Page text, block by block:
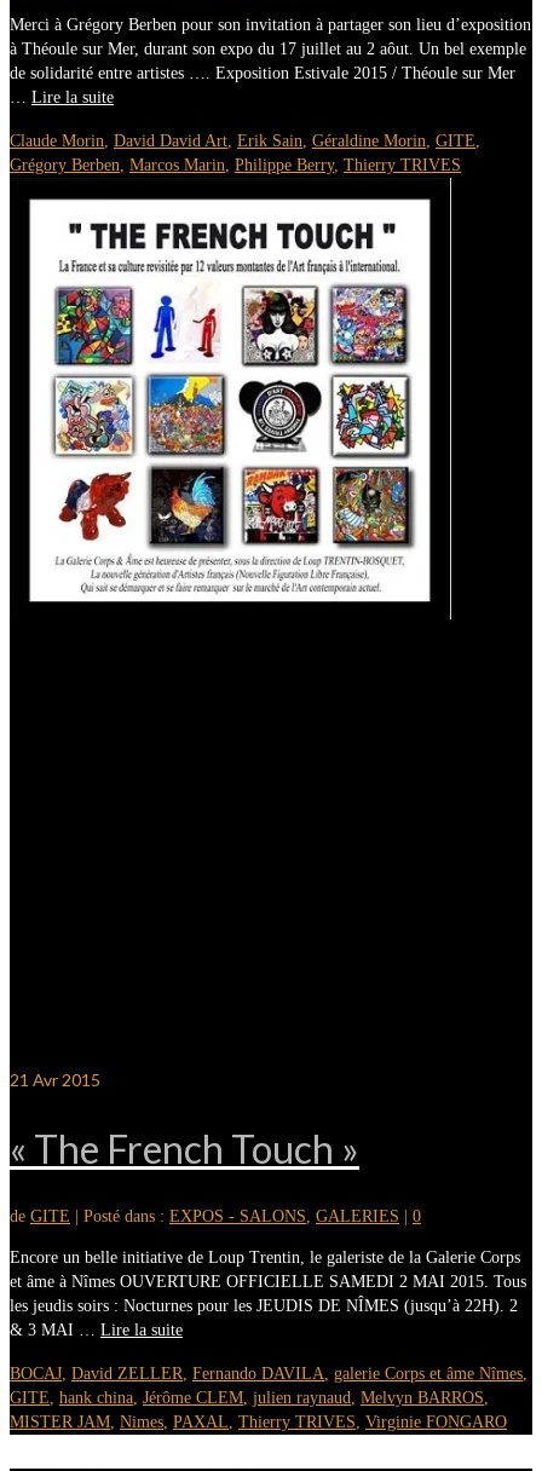
Merci à Grégory Berben pour son invitation à partager son lieu d’exposition
à Théoule sur Mer, durant son expo du 17 juillet au 2 aôut. Un bel exemple
de solidarité entre artistes …. Exposition Estivale 2015 / Théoule sur Mer
… Lire la suite
Claude Morin, David David Art, Erik Sain, Géraldine Morin, GITE,
Grégory Berben, Marcos Marin, Philippe Berry, Thierry TRIVES
21 Avr 2015
« The French Touch »
de GITE Posté dans : EXPOS - SALONS, GALERIES 0
Encore un belle initiative de Loup Trentin, le galeriste de la Galerie Corps
et âme à Nîmes OUVERTURE OFFICIELLE SAMEDI 2 MAI 2015. Tous
les jeudis soirs : Nocturnes pour les JEUDIS DE NÎMES (jusqu’à 22H). 2
& 3 MAI … Lire la suite
BOCAJ, David ZELLER, Fernando DAVILA, galerie Corps et âme Nîmes,
GITE, hank china, Jérôme CLEM, julien raynaud, Melvyn BARROS,
MISTER JAM, Nimes, PAXAL, Thierry TRIVES, Virginie FONGARO